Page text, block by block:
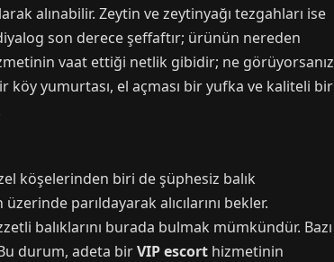
alınabilir. Zeytin ve zeytinyağı tezgahları ise
son derece şeffaftır; ürünün nereden
vaat ettiği netlik gibidir; ne görüyorsanız
köy yumurtası, el açması bir yufka ve kaliteli bir
köşelerinden biri de şüphesiz balık
parıldayarak alıcılarını bekler.
balıklarını burada bulmak mümkündür. Bazı
durum, adeta birVIP escort hizmetinin